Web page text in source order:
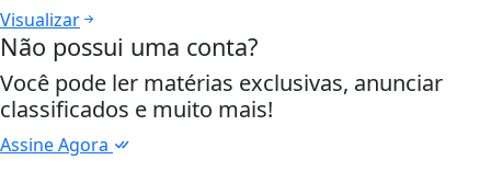
Visualizar
Não possui uma conta?
Você pode ler matérias exclusivas, anunciar
classificados e muito mais!
Assine Agora